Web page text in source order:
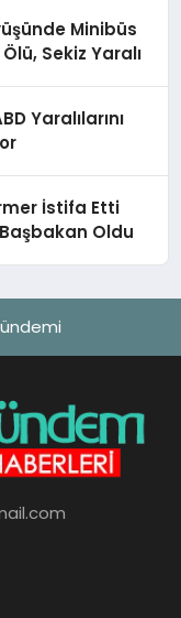
Minibüs
Sekiz Yaralı
Yaralılarını
İstifa Etti
Oldu